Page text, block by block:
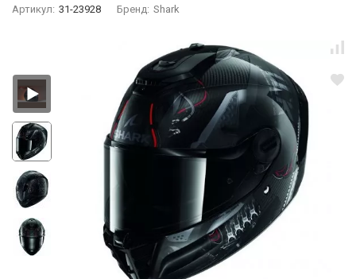
Артикул: 31-23928 Бренд: Shark